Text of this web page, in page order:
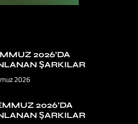
2026’DA
ŞARKILAR
2026
2026’DA
ŞARKILAR